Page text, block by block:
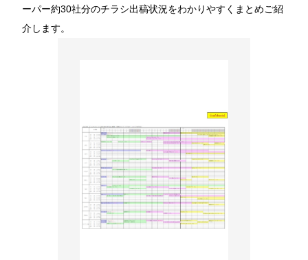
ーパー約30社分のチラシ出稿状況をわかりやすくまとめご紹
介します。